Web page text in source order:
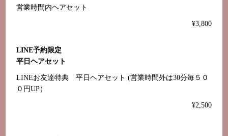
営業時間内ヘアセット
¥3,800
LINE予約限定
平日ヘアセット
LINEお友達特典 平日ヘアセット (営業時間外は30分毎５０
０円UP）
¥2,500